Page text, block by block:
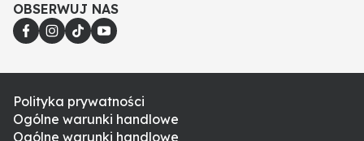
OBSERWUJ NAS
Polityka prywatności
Ogólne warunki handlowe
Ogólne warunki handlowe